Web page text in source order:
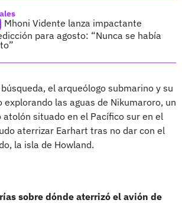
Mhoni Vidente lanza impactante
para agosto: “Nunca se había
el arqueólogo submarino y su
explorando las aguas de Nikumaroro, un
atolón situado en el Pacífico sur en el
aterrizar Earhart tras no dar con el
la isla de Howland.
sobre dónde aterrizó el avión de